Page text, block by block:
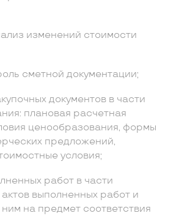
изменений стоимости
сметной документации;
документов в части
плановая расчетная
ценообразования, формы
предложений,
условия;
работ в части
выполненных работ и
на предмет соответствия